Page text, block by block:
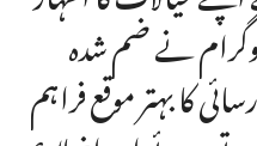
نے ضم شدہ
کا بہتر موقع فراہم